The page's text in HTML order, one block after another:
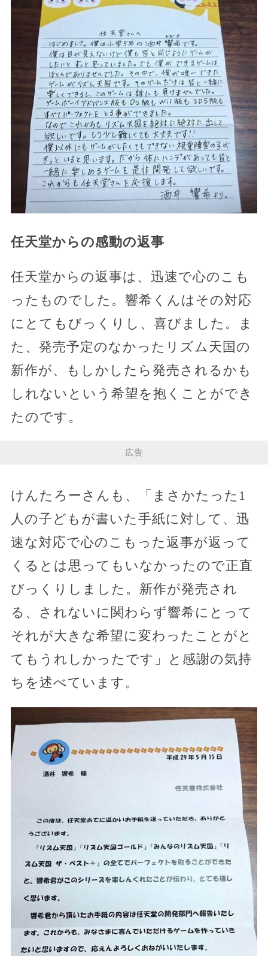
任天堂からの感動の返事
任天堂からの返事は、迅速で心のこも
ったものでした。響希くんはその対応
にとてもびっくりし、喜びました。ま
た、発売予定のなかったリズム天国の
新作が、もしかしたら発売されるかも
しれないという希望を抱くことができ
たのです。
広告
けんたろーさんも、「まさかたった1
人の子どもが書いた手紙に対して、迅
速な対応で心のこもった返事が返って
くるとは思ってもいなかったので正直
びっくりしました。新作が発売され
る、されないに関わらず響希にとって
それが大きな希望に変わったことがと
てもうれしかったです」と感謝の気持
ちを述べています。